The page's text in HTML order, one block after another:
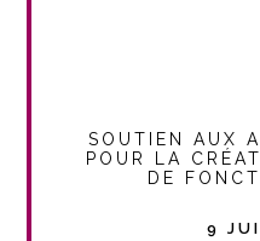
SOUTIEN AUX
POUR LA
DE
9